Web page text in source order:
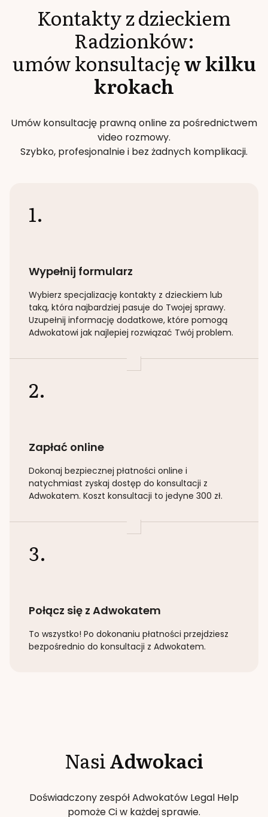
Kontakty z dzieckiem
Radzionków:
umów konsultacjęw kilku
krokach
Umów konsultację prawną online za pośrednictwem
video rozmowy.
Szybko, profesjonalnie i bez żadnych komplikacji.
1.
Wypełnij formularz
Wybierz specjalizację kontakty z dzieckiem lub
taką, która najbardziej pasuje do Twojej sprawy.
Uzupełnij informację dodatkowe, które pomogą
Adwokatowi jak najlepiej rozwiązać Twój problem.
2.
Zapłać online
Dokonaj bezpiecznej płatności online i
natychmiast zyskaj dostęp do konsultacji z
Adwokatem. Koszt konsultacji to jedyne 300 zł.
3.
Połącz się z Adwokatem
To wszystko! Po dokonaniu płatności przejdziesz
bezpośrednio do konsultacji z Adwokatem.
NasiAdwokaci
Doświadczony zespół Adwokatów Legal Help
pomoże Ci w każdej sprawie.